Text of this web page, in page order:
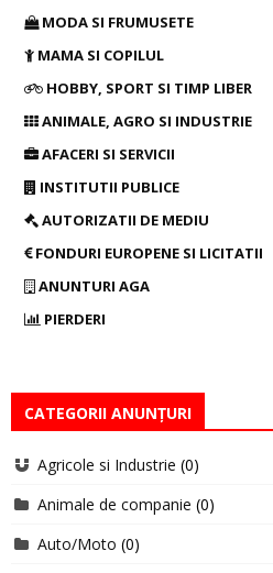
MODA SI FRUMUSETE
MAMA SI COPILUL
HOBBY, SPORT SI TIMP LIBER
ANIMALE, AGRO SI INDUSTRIE
AFACERI SI SERVICII
INSTITUTII PUBLICE
AUTORIZATII DE MEDIU
FONDURI EUROPENE SI LICITATII
ANUNTURI AGA
PIERDERI
CATEGORII ANUNȚURI
Agricole si Industrie (0)
Animale de companie (0)
Auto/Moto (0)